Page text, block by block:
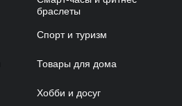
браслеты
Спорт и туризм
Товары для дома
Хобби и досуг